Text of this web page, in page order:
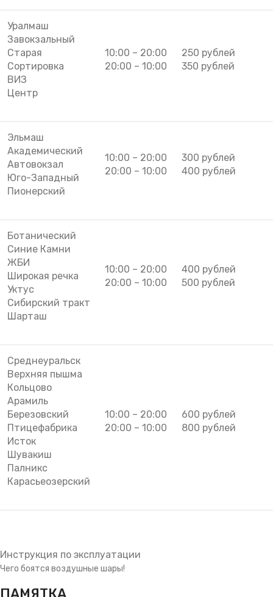
Уралмаш
Завокзальный
Старая
Сортировка
ВИЗ
Центр
10:00 – 20:00
20:00 – 10:00
250 рублей
350 рублей
Эльмаш
Академический
Автовокзал
Юго-Западный
Пионерский
10:00 – 20:00
20:00 – 10:00
300 рублей
400 рублей
Ботанический
Синие Камни
ЖБИ
Широкая речка
Уктус
Сибирский тракт
Шарташ
10:00 – 20:00
20:00 – 10:00
400 рублей
500 рублей
Среднеуральск
Верхняя пышма
Кольцово
Арамиль
Березовский
Птицефабрика
Исток
Шувакиш
Палникс
Карасьеозерский
10:00 – 20:00
20:00 – 10:00
600 рублей
800 рублей
Инструкция по эксплуатации
Чего боятся воздушные шары!